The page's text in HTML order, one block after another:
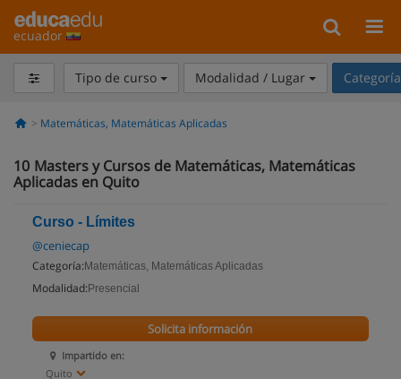
ecuador
Tipo de curso Modalidad / Lugar
Matemáticas, Matemáticas Aplicadas
10 Masters y Cursos de Matemáticas, Matemáticas
Aplicadas en Quito
Curso - Límites
@ceniecap
Categoría: Matemáticas, Matemáticas Aplicadas
Modalidad: Presencial
Impartido en:
Quito
Solicita información